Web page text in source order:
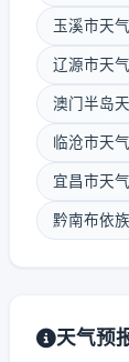
玉溪市天
辽源市天
澳门半岛
临沧市天
宜昌市天
黔南布依
天气预